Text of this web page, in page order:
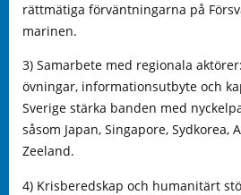
rättmätiga förväntningarna på
marinen.
3) Samarbete med regionala
övningar, informationsutbyte och
Sverige stärka banden med
såsom Japan, Singapore, Sydkorea,
Zeeland.
4) Krisberedskap och humanitärt